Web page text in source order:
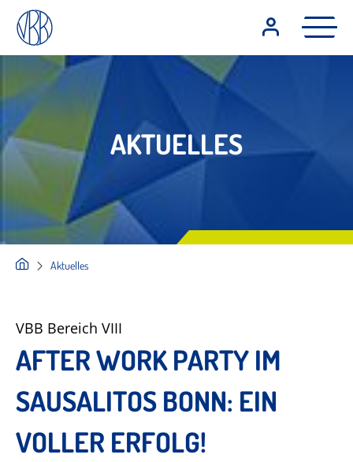
AKTUELLES
Aktuelles
VBB Bereich VIII
AFTER WORK PARTY IM
SAUSALITOS BONN: EIN
VOLLER ERFOLG!